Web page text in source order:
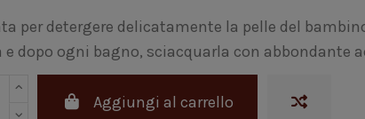
per detergere delicatamente la pelle del
e dopo ogni bagno, sciacquarla con abbondante
Aggiungi al carrello